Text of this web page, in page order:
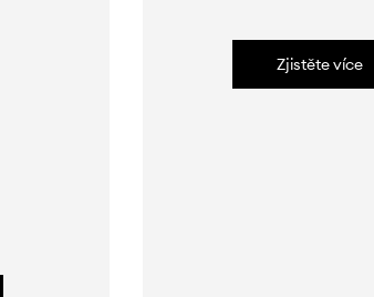
Zjistěte více